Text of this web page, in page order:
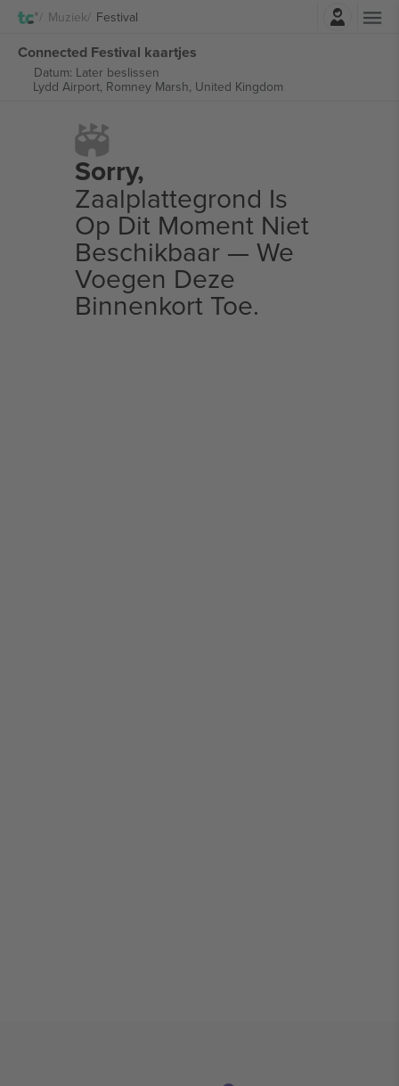
Muziek Festival
Connected Festival kaartjes
Datum: Later beslissen
Lydd Airport, Romney Marsh, United Kingdom
Sorry,
Zaalplattegrond Is
Op Dit Moment Niet
Beschikbaar — We
Voegen Deze
Binnenkort Toe.